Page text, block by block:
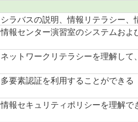
シラバスの説明、情報リテラシー、
情報センター演習室のシステムお
ネットワークリテラシーを理解し
多要素認証を利用することができる
情報セキュリティポリシーを理解で